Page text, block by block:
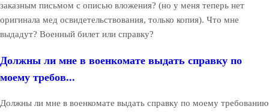
заказным письмом с описью вложения? (но у меня теперь нет
оригинала мед освидетельствования, только копия). Что мне
выдадут? Военный билет или справку?
Должны ли мне в военкомате выдать справку по
моему требов...
Должны ли мне в военкомате выдать справку по моему требованию